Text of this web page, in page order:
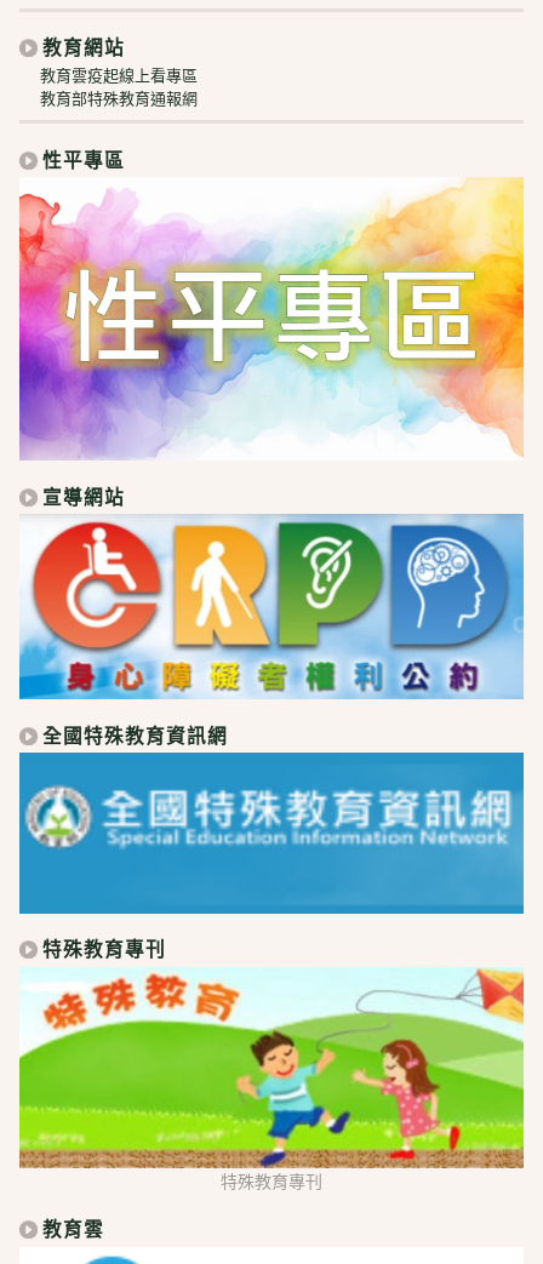
教育網站
教育雲疫起線上看專區
教育部特殊教育通報網
性平專區
宣導網站
全國特殊教育資訊網
特殊教育專刊
特殊教育專刊
教育雲